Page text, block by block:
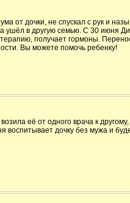
дочки, не спускал с рук и
ушёл в другую семью. С 30 июня
получает гормоны.
Вы можете помочь ребенку!
её от одного врача к
воспитывает дочку без мужа и